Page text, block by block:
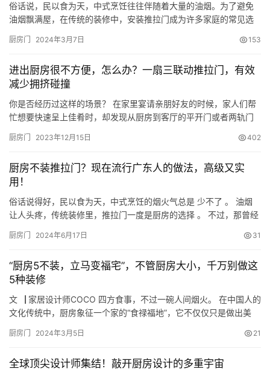
俗话说，民以食为天，中式烹饪往往伴随着大量的油烟。为了避免
油烟飘满屋，在传统的装修中，安装推拉门成为许多家庭的常见选
来越多人劝退，我妈直言入住半年吃尽苦头。 那么，对于厨房的
显大。 .01 厨房不装推拉门的原因 厨房安装推拉门，虽然能隔绝
油…
厨房门 2024年3月7日 153
进出厨房很不方便，怎么办？一扇三联动推拉门，有效
减少拥挤碰撞
你是否经历过这样的场景？ 在家里宴请亲朋好友的时候，家人们帮
忙想要快速呈上佳肴时，却发现从厨房到客厅的平开门或者两轨门
撞，满足不了频繁的进出需求。这种情况让人感到非常不方便。 所
款高品质的三联动推拉门-仰望三联动推拉门。还是无论怎么搭怎么
选都不…
厨房门 2023年12月15日 402
厨房不装推拉门？现在流行广东人的做法，高级又实
用！
俗话说得好，民以食为天，中式烹饪的烟火气总是 少不了 。 油烟
让人头疼，传统装修里，推拉门一度是厨房的选择 。 不过，那曾经
“入住半年，苦头不少”。 厨房的门到底该怎么选？本期，学学广东
推拉门 占用空间 普通推拉门在切换时，疯狂吞噬着小户…
厨房门 2024年6月17日 31
“厨房5不装，立马变福宅”，不管厨房大小，千万别做这
5种装修
文▕ 家居设计师COCO 四方食事，不过一碗人间烟火。 在中国人的
文化传统中，厨房象征一个家的“食禄福地”，它不仅仅只是做出美
的装修自古以来就非常受重视，因此后来才有了“金厨银卫”的说法。
做室内设计师的时候，听到家里老人这样告诉我，…
厨房门 2024年3月5日 21
全球顶尖设计师集结！敲开厨房设计的多重宇宙